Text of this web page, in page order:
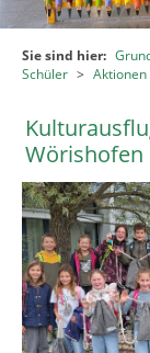
Sie sind hier:
Schüler > Aktionen
Wörishofen